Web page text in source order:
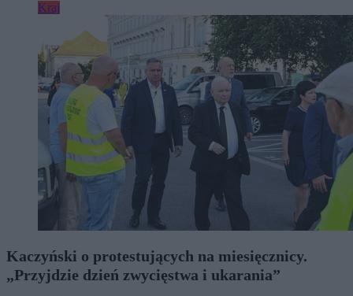
Kraj
Kaczyński o protestujących na miesięcznicy.
„Przyjdzie dzień zwycięstwa i ukarania”